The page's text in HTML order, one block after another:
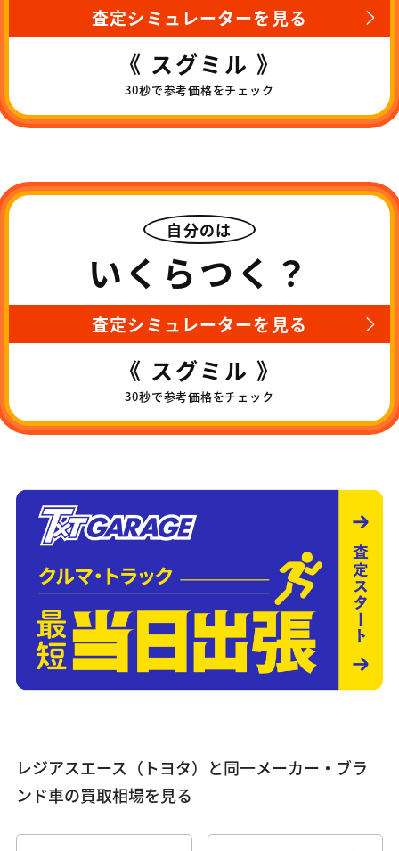
査定シミュレーターを見る
《 スグミル 》
30秒で参考価格をチェック
自分のは
いくらつく？
査定シミュレーターを見る
《 スグミル 》
30秒で参考価格をチェック
レジアスエース（トヨタ）と同一メーカー・ブラ
ンド車の買取相場を見る